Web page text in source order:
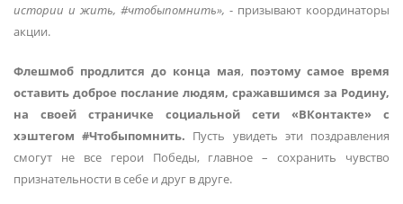
истории и жить, #чтобыпомнить», - призывают координаторы
акции.
Флешмоб продлится до конца мая, поэтому самое время
оставить доброе послание людям, сражавшимся за Родину,
на своей страничке социальной сети «ВКонтакте» с
хэштегом #Чтобыпомнить. Пусть увидеть эти поздравления
смогут не все герои Победы, главное – сохранить чувство
признательности в себе и друг в друге.